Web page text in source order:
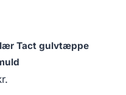
Tact gulvtæppe